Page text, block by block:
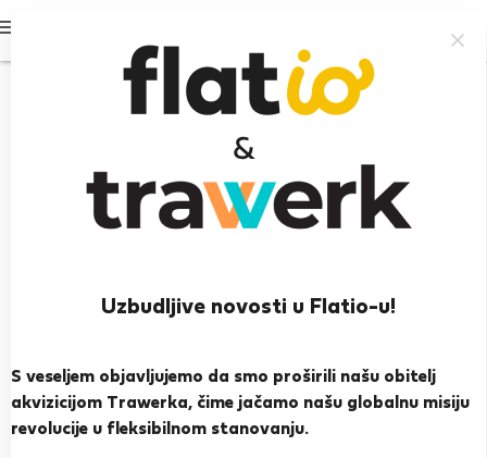
Uzbudljive novosti u Flatio-u!
S veseljem objavljujemo da smo proširili našu obitelj
akvizicijom Trawerka, čime jačamo našu globalnu misiju
revolucije u fleksibilnom stanovanju.
Milos B.
Novi Sad
PRIKAŽI ŽIVOTOPIS